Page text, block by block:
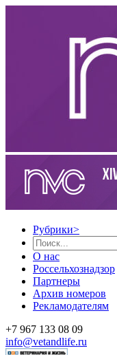
Рубрики>
О нас
Россельхознадзор
Партнеры
Архив номеров
Рекламодателям
+7 967 133 08 09
info@vetandlife.ru